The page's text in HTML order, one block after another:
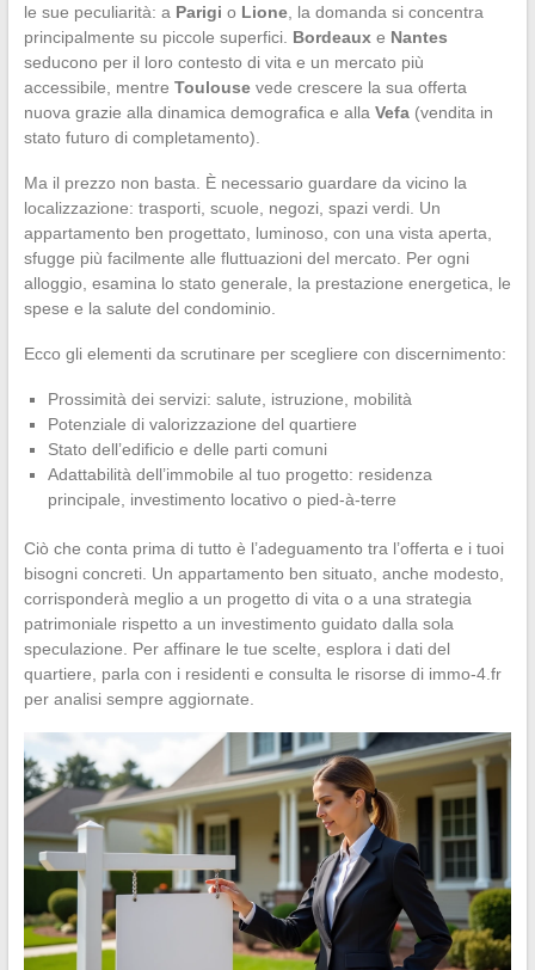
le sue peculiarità: a Parigi o Lione, la domanda si concentra
principalmente su piccole superfici. Bordeauxe Nantes
seducono per il loro contesto di vita e un mercato più
accessibile, mentre Toulousevede crescere la sua offerta
nuova grazie alla dinamica demografica e alla Vefa(vendita in
stato futuro di completamento).
Ma il prezzo non basta. È necessario guardare da vicino la
localizzazione: trasporti, scuole, negozi, spazi verdi. Un
appartamento ben progettato, luminoso, con una vista aperta,
sfugge più facilmente alle fluttuazioni del mercato. Per ogni
alloggio, esamina lo stato generale, la prestazione energetica, le
spese e la salute del condominio.
Ecco gli elementi da scrutinare per scegliere con discernimento:
Prossimità dei servizi: salute, istruzione, mobilità
Potenziale di valorizzazione del quartiere
Stato dell’edificio e delle parti comuni
Adattabilità dell’immobile al tuo progetto: residenza
principale, investimento locativo o pied-à-terre
Ciò che conta prima di tutto è l’adeguamento tra l’offerta e i tuoi
bisogni concreti. Un appartamento ben situato, anche modesto,
corrisponderà meglio a un progetto di vita o a una strategia
patrimoniale rispetto a un investimento guidato dalla sola
speculazione. Per affinare le tue scelte, esplora i dati del
quartiere, parla con i residenti e consulta le risorse di immo-4.fr
per analisi sempre aggiornate.